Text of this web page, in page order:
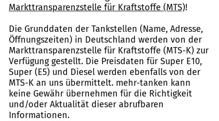
Markttransparenzstelle für Kraftstoffe (MTS)!
Die Grunddaten der Tankstellen (Name, Adresse,
Öffnungszeiten) in Deutschland werden von der
Markttransparenzstelle für Kraftstoffe (MTS-K) zur
Verfügung gestellt. Die Preisdaten für Super E10,
Super (E5) und Diesel werden ebenfalls von der
MTS-K an uns übermittelt. mehr-tanken kann
keine Gewähr übernehmen für die Richtigkeit
und/oder Aktualität dieser abrufbaren
Informationen.